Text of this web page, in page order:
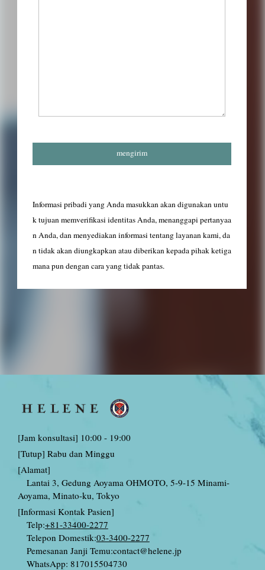
Informasi pribadi yang Anda masukkan akan digunakan untu
k tujuan memverifikasi identitas Anda, menanggapi pertanyaa
n Anda, dan menyediakan informasi tentang layanan kami, da
n tidak akan diungkapkan atau diberikan kepada pihak ketiga
mana pun dengan cara yang tidak pantas.
[Jam konsultasi] 10:00 - 19:00
[Tutup] Rabu dan Minggu
[Alamat]
Lantai 3, Gedung Aoyama OHMOTO, 5-9-15 Minami-
Aoyama, Minato-ku, Tokyo
[Informasi Kontak Pasien]
Telp:+81-33400-2277
Telepon Domestik:03-3400-2277
Pemesanan Janji Temu:contact@helene.jp
WhatsApp: 817015504730